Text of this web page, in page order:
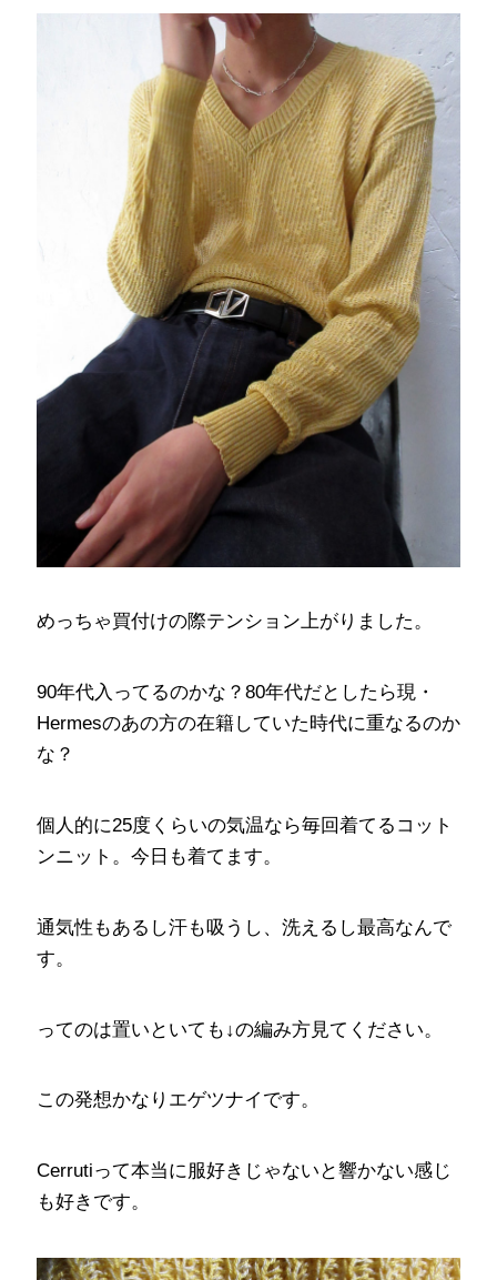
めっちゃ買付けの際テンション上がりました。
90年代入ってるのかな？80年代だとしたら現・
Hermesのあの方の在籍していた時代に重なるのか
な？
個人的に25度くらいの気温なら毎回着てるコット
ンニット。今日も着てます。
通気性もあるし汗も吸うし、洗えるし最高なんで
す。
ってのは置いといても↓の編み方見てください。
この発想かなりエゲツナイです。
Cerrutiって本当に服好きじゃないと響かない感じ
も好きです。